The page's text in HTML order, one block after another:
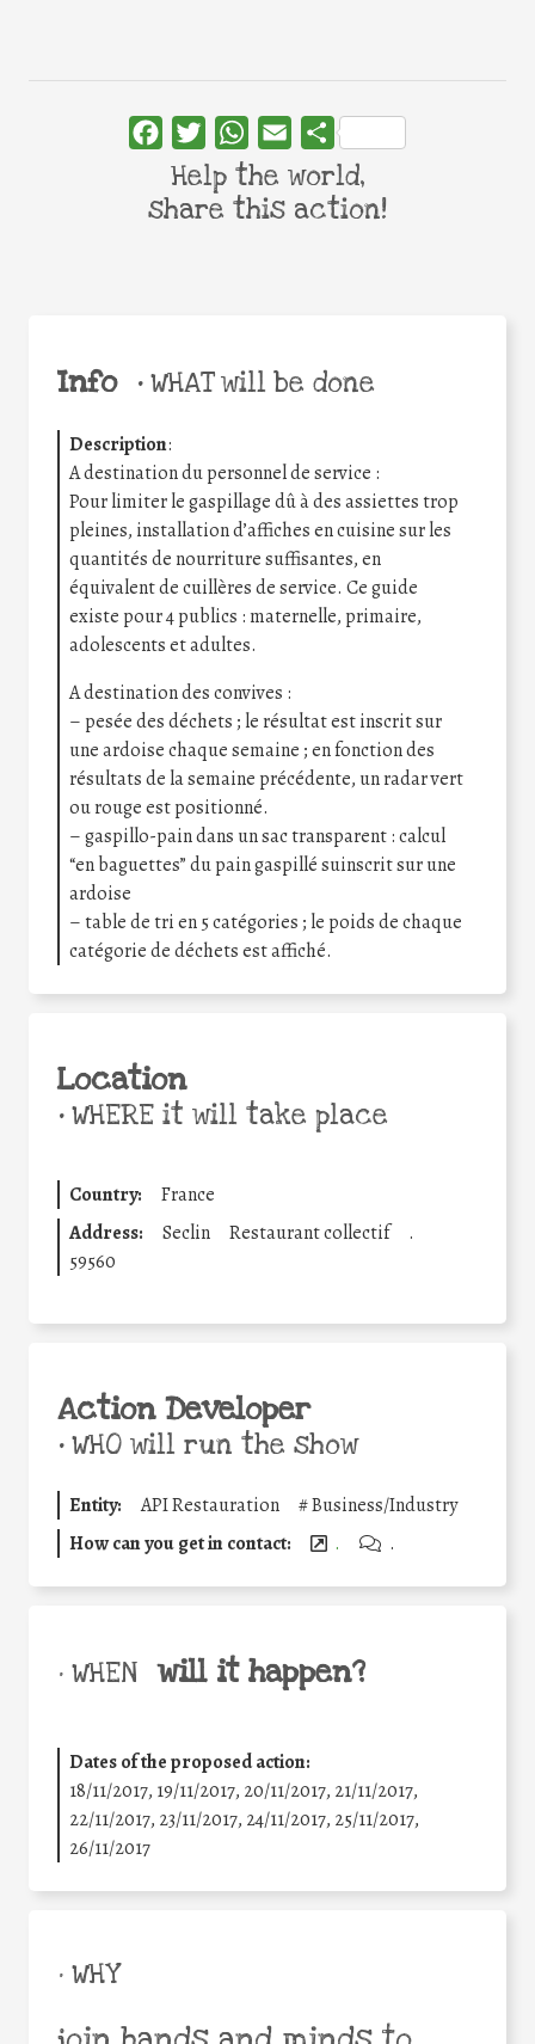
Info •WHAT will be done
Description:
A destination du personnel de service :
Pour limiter le gaspillage dû à des assiettes trop
pleines, installation d’affiches en cuisine sur les
quantités de nourriture suffisantes, en
équivalent de cuillères de service. Ce guide
existe pour 4 publics : maternelle, primaire,
adolescents et adultes.
A destination des convives :
– pesée des déchets ; le résultat est inscrit sur
une ardoise chaque semaine ; en fonction des
résultats de la semaine précédente, un radar vert
ou rouge est positionné.
– gaspillo-pain dans un sac transparent : calcul
“en baguettes” du pain gaspillé suinscrit sur une
ardoise
– table de tri en 5 catégories ; le poids de chaque
catégorie de déchets est affiché.
Location
•WHERE it will take place
Country:
France
Address:
Seclin Restaurant collectif
.
59560
Action Developer
•WHO will run the show
Entity: API Restauration #Business/Industry
How can you get in contact:
. .
• WHEN will it happen?
Dates of the proposed action:
18/11/2017, 19/11/2017, 20/11/2017, 21/11/2017,
22/11/2017, 23/11/2017, 24/11/2017, 25/11/2017,
26/11/2017
• WHY
FacebookTwitterWhatsApp
Email Share
Help the world,
share this action!